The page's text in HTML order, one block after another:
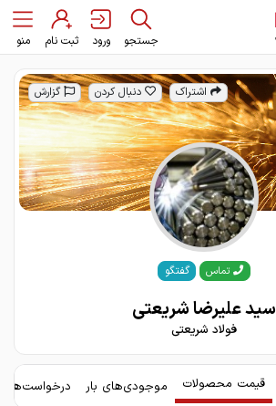
جستجو ورود ثبت نام منو
اشتراک دنبال کردن گزارش
تماس گفتگو
سید علیرضا شریعتی
فولاد شریعتی
قیمت محصولات موجودی‌های بار